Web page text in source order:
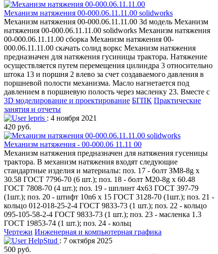
Механизм натяжения 00-000.06.11.11.00 solidworks
Механизм натяжения 00-000.06.11.11.00 3d модель Механизм
натяжения 00-000.06.11.11.00 solidworks Механизм натяжения
00-000.06.11.11.00 сборка Механизм натяжения 00-
000.06.11.11.00 скачать солид воркс Механизм натяжения
предназначен для натяжения гусиницы трактора. Натяжение
осуществляется путем перемещения цилиндра 3 относительно
штока 13 и поршня 2 влево за счет создаваемого давления в
поршневой полости механизма. Масло нагнетается под
давлением в поршневую полость через масленку 23. Вместе с
3D моделирование и проектирование БГПК Практические
занятия и отчеты
lepris : 4 ноября 2021
420 руб.
Механизм натяжения - 00-000.06 11.11 00
Механизм натяжения предназначен для натяжения гусеницы
трактора. В механизм натяжения входят следующие
стандартные изделия и материалы: поз. 17 - болт ЗМ8-8g х
30.58 ГОСТ 7796-70 (6 шт.); поз. 18 - болт М20-8g х 60.48
ГОСТ 7808-70 (4 шт.); поз. 19 - шплинт 4x63 ГОСТ 397-79
(1шт.); поз. 20 - штифт 10n6 х 15 ГОСТ 3128-70 (1шт.); поз. 21 -
кольцо 012-018-25-2-4 ГОСТ 9833-73 (1 шт.); поз. 22 - кольцо
095-105-58-2-4 ГОСТ 9833-73 (1 шт.); поз. 23 - масленка 1.3
ГОСТ 19853-74 (1 шт.); поз. 24 - кольц
Чертежи Инженерная и компьютерная графика
HelpStud : 7 октября 2025
500 руб.